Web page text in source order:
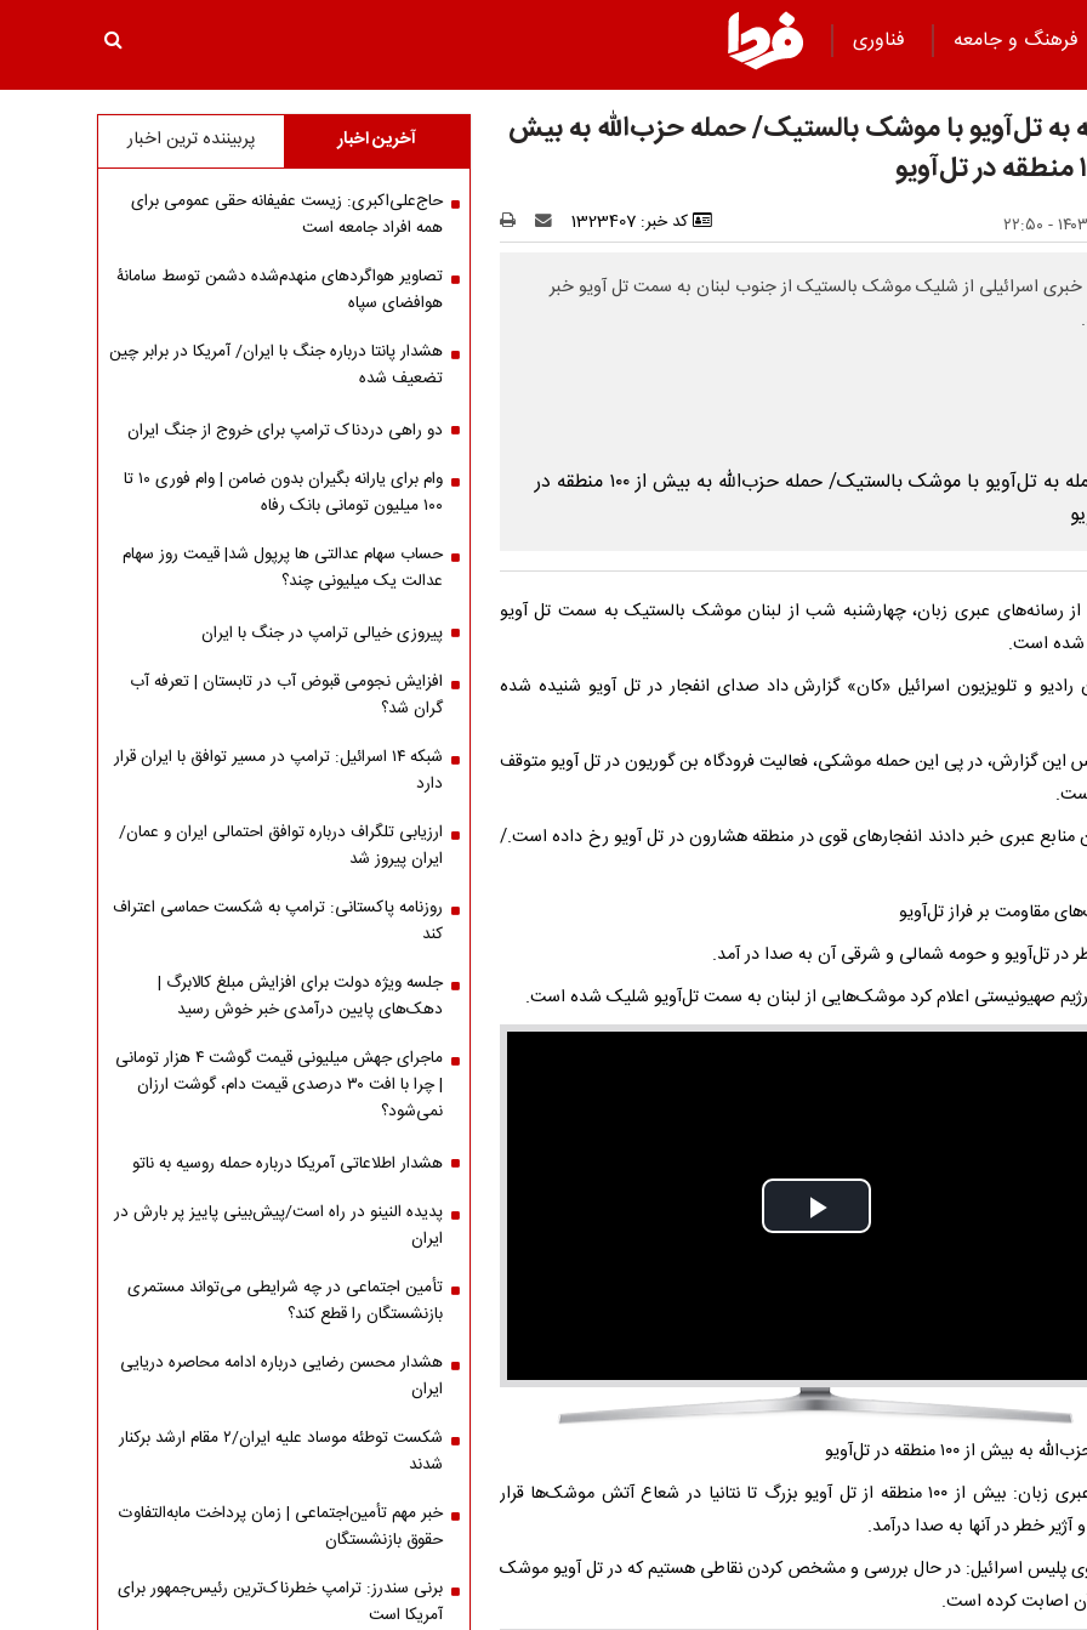
فرهنگ و جامعه فناوری
به تل‌آویو با موشک بالستیک/ حمله حزب‌الله به بیش
کد خبر: 1323407
خبری اسرائیلی از شلیک موشک بالستیک از جنوب لبنان به سمت تل آویو خبر
از رسانه‌های عبری زبان، چهارشنبه شب از لبنان موشک بالستیک به سمت تل آویو
است.
رادیو و تلویزیون اسرائیل «کان» گزارش داد صدای انفجار در تل آویو شنیده شده
این گزارش، در پی این حمله موشکی، فعالیت فرودگاه بن گوریون در تل آویو متوقف
منابع عبری خبر دادند انفجارهای قوی در منطقه هشارون در تل آویو رخ داده است./
مقاومت بر فراز تل‌آویو
در تل‌آویو و حومه شمالی و شرقی آن به صدا در آمد.
صهیونیستی اعلام کرد موشک‌هایی از لبنان به سمت تل‌آویو شلیک شده است.
Play
به بیش از ۱۰۰ منطقه در تل‌آویو
منابع عبری زبان: بیش از ۱۰۰ منطقه از تل آویو بزرگ تا نتانیا در شعاع آتش موشک‌ها قرار
آژیر خطر در آنها به صدا درآمد.
پلیس اسرائیل: در حال بررسی و مشخص کردن نقاطی هستیم که در تل آویو موشک
اصابت کرده است.
آخرین اخبار پربیننده ترین اخبار
حاج‌علی‌اکبری: زیست عفیفانه حقی عمومی برای
همه افراد جامعه است
تصاویر هواگردهای منهدم‌شده دشمن توسط سامانۀ
هوافضای سپاه
هشدار پانتا درباره جنگ با ایران/ آمریکا در برابر چین
تضعیف شده
دو راهی دردناک ترامپ برای خروج از جنگ ایران
وام برای یارانه بگیران بدون ضامن | وام فوری ۱۰ تا
۱۰۰ میلیون تومانی بانک رفاه
حساب سهام عدالتی ها پرپول شد| قیمت روز سهام
عدالت یک میلیونی چند؟
پیروزی خیالی ترامپ در جنگ با ایران
افزایش نجومی قبوض آب در تابستان | تعرفه آب
گران شد؟
شبکه ۱۴ اسرائیل: ترامپ در مسیر توافق با ایران قرار
دارد
ارزیابی تلگراف درباره توافق احتمالی ایران و عمان/
ایران پیروز شد
روزنامه پاکستانی: ترامپ به شکست حماسی اعتراف
کند
جلسه ویژه دولت برای افزایش مبلغ کالابرگ |
دهک‌های پایین درآمدی خبر خوش رسید
ماجرای جهش میلیونی قیمت گوشت ۴ هزار تومانی
| چرا با افت ۳۰ درصدی قیمت دام، گوشت ارزان
نمی‌شود؟
هشدار اطلاعاتی آمریکا درباره حمله روسیه به ناتو
پدیده النینو در راه است/پیش‌بینی پاییز پر بارش در
ایران
تأمین اجتماعی در چه شرایطی می‌تواند مستمری
بازنشستگان را قطع کند؟
هشدار محسن رضایی درباره ادامه محاصره دریایی
ایران
شکست توطئه موساد علیه ایران/۲ مقام‌ ارشد برکنار
شدند
خبر مهم تأمین‌اجتماعی | زمان پرداخت مابه‌التفاوت
حقوق بازنشستگان
برنی سندرز: ترامپ خطرناک‌ترین رئیس‌جمهور برای
آمریکا است